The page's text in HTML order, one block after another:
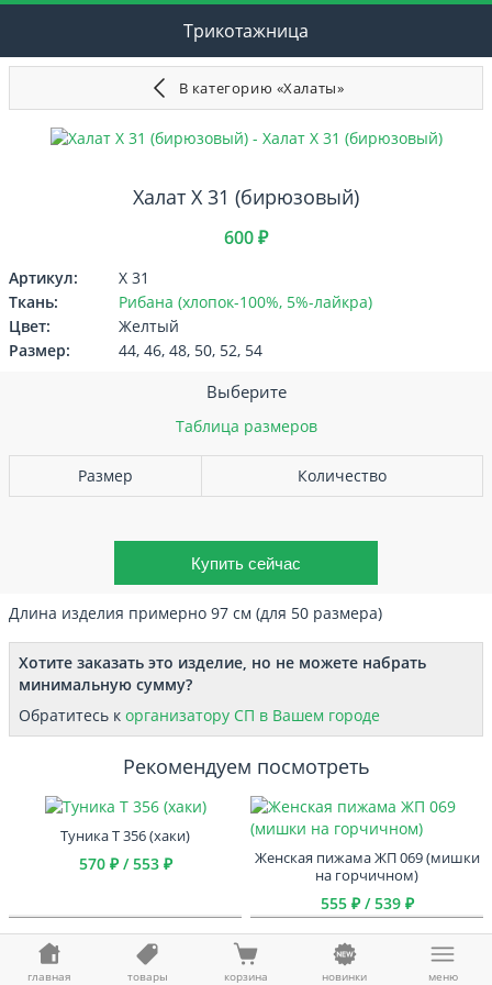
Трикотажница
В категорию «Халаты»
Халат Х 31 (бирюзовый)
600 ₽
Артикул:
Х 31
Ткань:
Рибана (хлопок-100%, 5%-лайкра)
Цвет:
Желтый
Размер:
44, 46, 48, 50, 52, 54
Выберите
Таблица размеров
Размер Количество
Длина изделия примерно 97 см (для 50 размера)
Хотите заказать это изделие, но не можете набрать
минимальную сумму?
Обратитесь к организатору СП в Вашем городе
Рекомендуем посмотреть
Туника Т 356 (хаки)
570 ₽ / 553 ₽
Женская пижама ЖП 069 (мишки
на горчичном)
555 ₽ / 539 ₽
Сарафан С 60 (черный)